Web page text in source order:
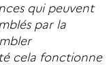
qui peuvent
par la
cela fonctionne